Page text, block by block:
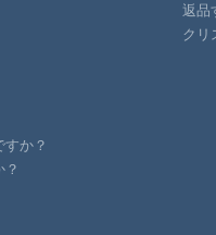
か？
返品
クリ